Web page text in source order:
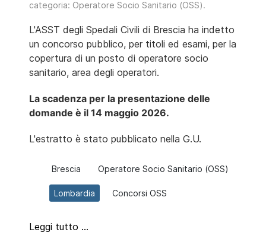
categoria: Operatore Socio Sanitario (OSS).
L'ASST degli Spedali Civili di Brescia ha indetto
un concorso pubblico, per titoli ed esami, per la
copertura di un posto di operatore socio
sanitario, area degli operatori.
La scadenza per la presentazione delle
domande è il 14 maggio 2026.
L'estratto è stato pubblicato nella G.U.
Brescia Operatore Socio Sanitario (OSS)
Lombardia Concorsi OSS
Leggi tutto …